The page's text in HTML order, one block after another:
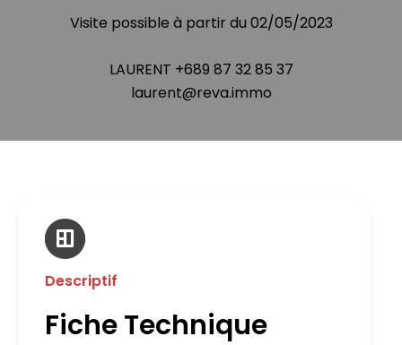
Visite possible à partir du 02/05/2023
LAURENT +689 87 32 85 37
laurent@reva.immo
Descriptif
Fiche Technique